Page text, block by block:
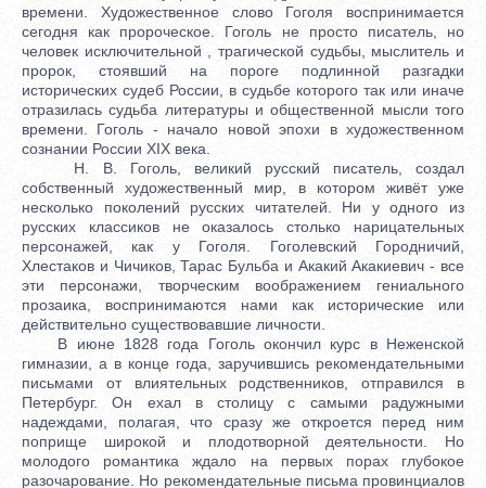
времени. Художественное слово Гоголя воспринимается
сегодня как пророческое. Гоголь не просто писатель, но
человек исключительной , трагической судьбы, мыслитель и
пророк, стоявший на пороге подлинной разгадки
исторических судеб России, в судьбе которого так или иначе
отразилась судьба литературы и общественной мысли того
времени. Гоголь - начало новой эпохи в художественном
сознании России ХIХ века.
Н. В. Гоголь, великий русский писатель, создал
собственный художественный мир, в котором живёт уже
несколько поколений русских читателей. Ни у одного из
русских классиков не оказалось столько нарицательных
персонажей, как у Гоголя. Гоголевский Городничий,
Хлестаков и Чичиков, Тарас Бульба и Акакий Акакиевич - все
эти персонажи, творческим воображением гениального
прозаика, воспринимаются нами как исторические или
действительно существовавшие личности.
В июне 1828 года Гоголь окончил курс в Неженской
гимназии, а в конце года, заручившись рекомендательными
письмами от влиятельных родственников, отправился в
Петербург. Он ехал в столицу с самыми радужными
надеждами, полагая, что сразу же откроется перед ним
поприще широкой и плодотворной деятельности. Но
молодого романтика ждало на первых порах глубокое
разочарование. Но рекомендательные письма провинциалов